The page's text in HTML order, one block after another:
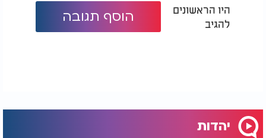
לזה יש כח: הרב יצחק
הנהגות גדולי ישראל
להעלות ומה לא. יש לנו כמה פלטפורמות ברשתות
החברתיות, ולא כל דבר מתאים לכל אחד."
היו הראשונים
להגיב
הוסף תגובה
יהדות